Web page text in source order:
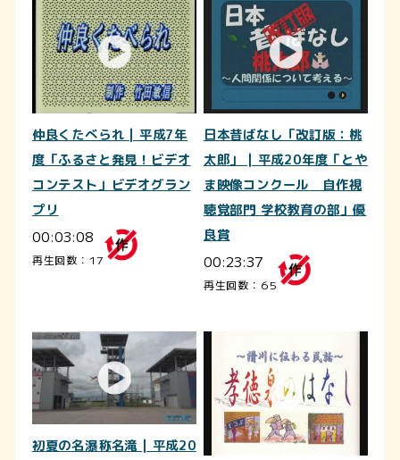
仲良くたべられ | 平成7年
度「ふるさと発見！ビデオ
コンテスト」ビデオグラン
プリ
00:03:08
再生回数：17
日本昔ばなし「改訂版：桃
太郎」 | 平成20年度「とや
ま映像コンクール 自作視
聴覚部門 学校教育の部」優
良賞
00:23:37
再生回数：65
初夏の名瀑称名滝 | 平成20